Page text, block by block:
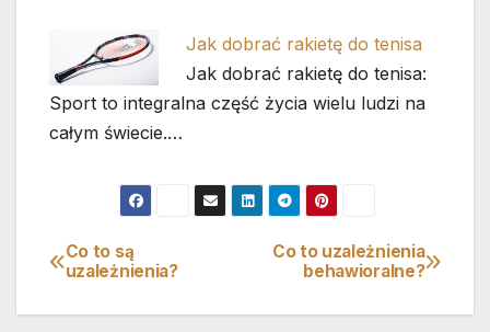
Jak dobrać rakietę do tenisa
Jak dobrać rakietę do tenisa:
Sport to integralna część życia wielu ludzi na
całym świecie.…
Nawigacja
wpisu
Co to uzależnienia
behawioralne?
Co to są
uzależnienia?